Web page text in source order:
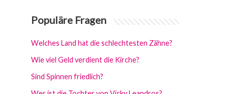
Populäre Fragen
Welches Land hat die schlechtesten Zähne?
Wie viel Geld verdient die Kirche?
Sind Spinnen friedlich?